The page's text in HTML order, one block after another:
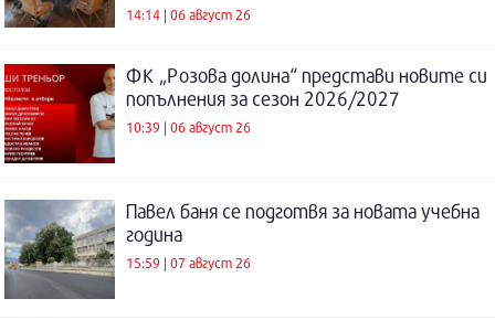
14:14 | 06 август 26
ФК „Розова долина“ представи новите си
попълнения за сезон 2026/2027
10:39 | 06 август 26
Павел баня се подготвя за новата учебна
година
15:59 | 07 август 26